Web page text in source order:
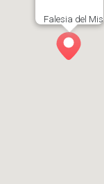
Falesia del Mis